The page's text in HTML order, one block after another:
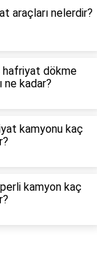
araçları nelerdir?
hafriyat dökme
ne kadar?
kamyonu kaç
kamyon kaç